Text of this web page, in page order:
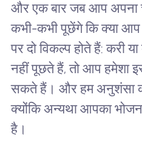
और एक बार जब आप अपना
कभी-कभी पूछेंगे कि क्या आप
पर दो विकल्प होते हैं: करी
नहीं पूछते हैं, तो आप हमेशा
सकते हैं। और हम अनुशंसा
क्योंकि अन्यथा आपका
है।